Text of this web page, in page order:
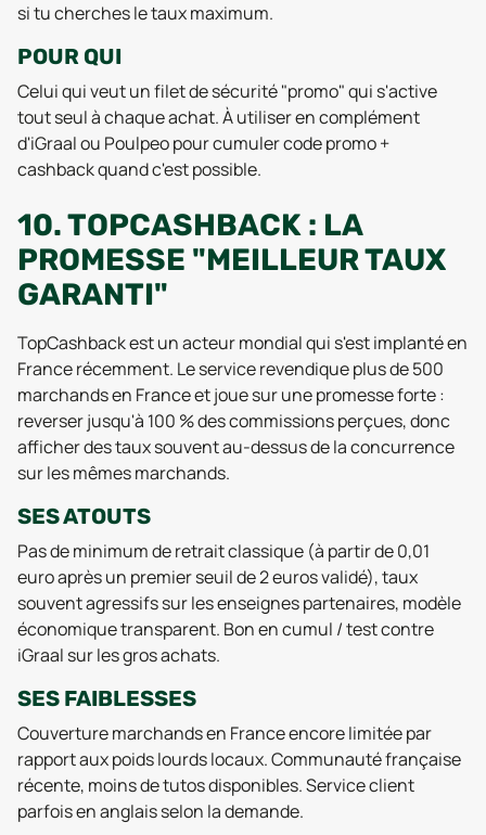
si tu cherches le taux maximum.
POUR QUI
Celui qui veut un filet de sécurité "promo" qui s'active
tout seul à chaque achat. À utiliser en complément
d'iGraal ou Poulpeo pour cumuler code promo +
cashback quand c'est possible.
10. TOPCASHBACK : LA
PROMESSE "MEILLEUR TAUX
GARANTI"
TopCashback est un acteur mondial qui s'est implanté en
France récemment. Le service revendique plus de 500
marchands en France et joue sur une promesse forte :
reverser jusqu'à 100 % des commissions perçues, donc
afficher des taux souvent au-dessus de la concurrence
sur les mêmes marchands.
SES ATOUTS
Pas de minimum de retrait classique (à partir de 0,01
euro après un premier seuil de 2 euros validé), taux
souvent agressifs sur les enseignes partenaires, modèle
économique transparent. Bon en cumul / test contre
iGraal sur les gros achats.
SES FAIBLESSES
Couverture marchands en France encore limitée par
rapport aux poids lourds locaux. Communauté française
récente, moins de tutos disponibles. Service client
parfois en anglais selon la demande.